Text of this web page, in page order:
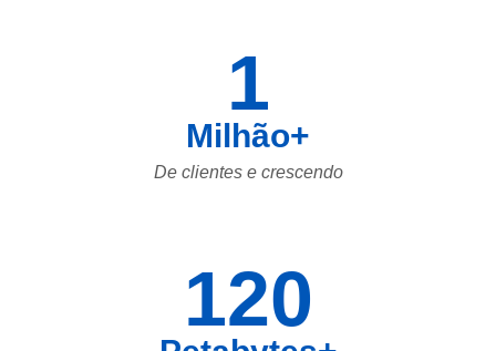
1
Milhão+
De clientes e crescendo
120